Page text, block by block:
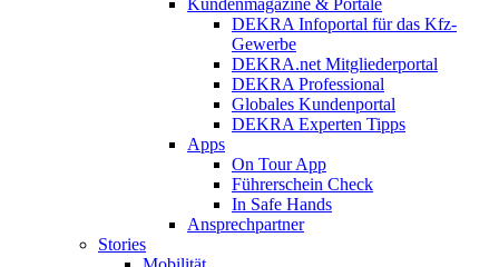
DEKRA Infoportal für das Kfz-
Gewerbe
DEKRA.net Mitgliederportal
DEKRA Professional
Globales Kundenportal
DEKRA Experten Tipps
Apps
On Tour App
Führerschein Check
In Safe Hands
Ansprechpartner
Stories